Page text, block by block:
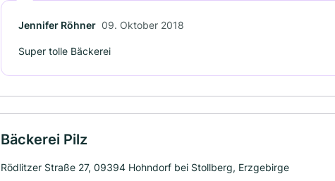
Jennifer Röhner 09. Oktober 2018
Super tolle Bäckerei
Bäckerei Pilz
Rödlitzer Straße 27, 09394 Hohndorf bei Stollberg, Erzgebirge